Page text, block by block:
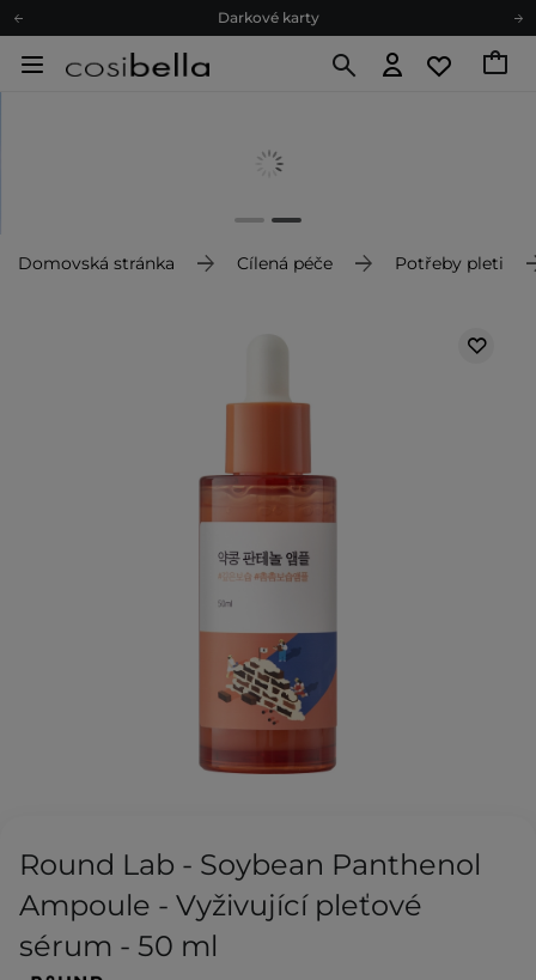
Darkové karty
Darkové karty
Domovská stránka Cílená péče Potřeby pleti
Round Lab - Soybean Panthenol
Ampoule - Vyživující pleťové
sérum - 50 ml